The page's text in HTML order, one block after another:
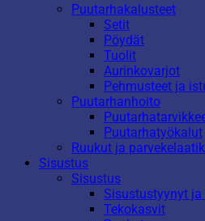
Puutarhakalusteet
Setit
Pöydät
Tuolit
Aurinkovarjot
Pehmusteet ja
Puutarhanhoito
Puutarhatyökalut
Ruukut ja
Sisustus
Sisustus
Sisustustyynyt ja
Tekokasvit